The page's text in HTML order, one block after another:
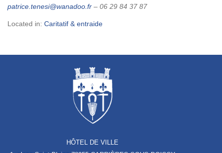
– 06 29 84 37 87
Located in: Caritatif & entraide
HÔTEL DE VILLE